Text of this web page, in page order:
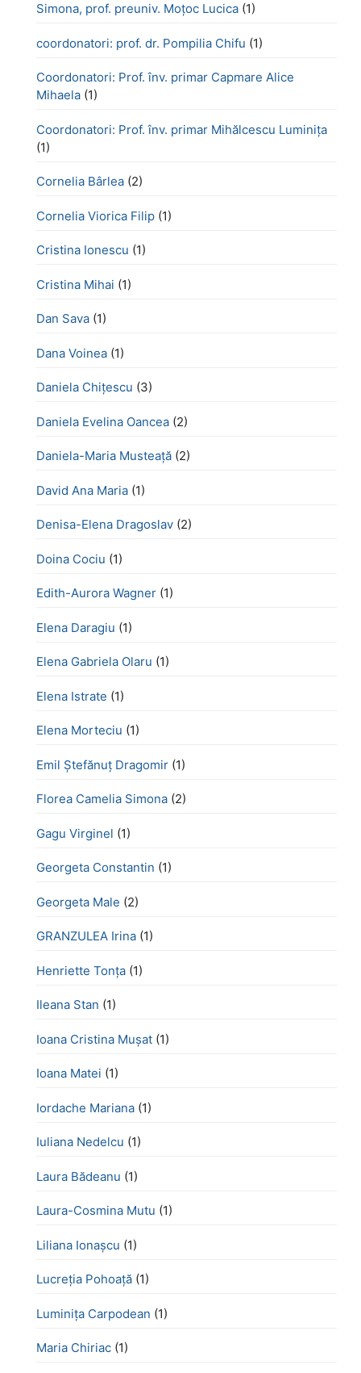
Simona, prof. preuniv. Moțoc Lucica (1)
coordonatori: prof. dr. Pompilia Chifu (1)
Coordonatori: Prof. înv. primar Capmare Alice
Mihaela (1)
Coordonatori: Prof. înv. primar Mihălcescu Luminița
(1)
Cornelia Bârlea (2)
Cornelia Viorica Filip (1)
Cristina Ionescu (1)
Cristina Mihai (1)
Dan Sava (1)
Dana Voinea (1)
Daniela Chițescu (3)
Daniela Evelina Oancea (2)
Daniela-Maria Musteață (2)
David Ana Maria (1)
Denisa-Elena Dragoslav (2)
Doina Cociu (1)
Edith-Aurora Wagner (1)
Elena Daragiu (1)
Elena Gabriela Olaru (1)
Elena Istrate (1)
Elena Morteciu (1)
Emil Ștefănuț Dragomir (1)
Florea Camelia Simona (2)
Gagu Virginel (1)
Georgeta Constantin (1)
Georgeta Male (2)
GRANZULEA Irina (1)
Henriette Tonţa (1)
Ileana Stan (1)
Ioana Cristina Mușat (1)
Ioana Matei (1)
Iordache Mariana (1)
Iuliana Nedelcu (1)
Laura Bădeanu (1)
Laura-Cosmina Mutu (1)
Liliana Ionașcu (1)
Lucreţia Pohoaţă (1)
Luminița Carpodean (1)
Maria Chiriac (1)